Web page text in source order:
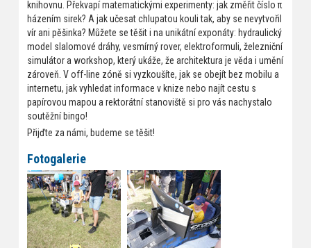
knihovnu. Překvapí matematickými experimenty: jak změřit číslo π
házením sirek? A jak učesat chlupatou kouli tak, aby se nevytvořil
vír ani pěšinka? Můžete se těšit i na unikátní exponáty: hydraulický
model slalomové dráhy, vesmírný rover, elektroformuli, železniční
simulátor a workshop, který ukáže, že architektura je věda i umění
zároveň. V off-line zóně si vyzkoušíte, jak se obejít bez mobilu a
internetu, jak vyhledat informace v knize nebo najít cestu s
papírovou mapou a rektorátní stanoviště si pro vás nachystalo
soutěžní bingo!
Přijďte za námi, budeme se těšit!
Fotogalerie